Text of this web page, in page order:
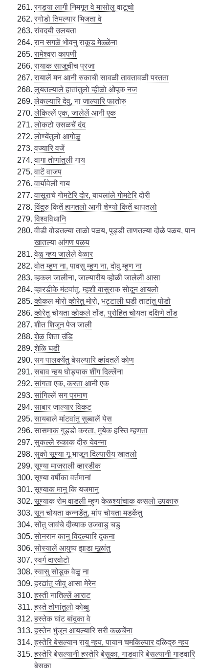
रगड्या लागी निमगून वे मासोलु वाटूचो
रगोडो तिमल्यार भिजता वे
रांवदयी उलयता
रान सगळें भोवनु राकूड मेळ्ळेंना
रामेश्वरा कापणी
रायाक साजूचीच प्रजा
रायालें मन आनी रुकाची सावळी तावतावळी परतता
लुयतल्याले हातांतुलो व्हीळो ओपूक नज
लेकल्यारि देवु, ना जाल्यारि फातोरु
लेकिल्लें एक, जालेलें आनी एक
लोकटो उसळचें दंद
लोण्येंतुलो आगोळु
वज्यारि वजें
वागा तोणांतुली गाय
वाटें वाजप
वार्यावेली गाय
वासूराचे गोमटेरि दोर, बायलांले गोमटेरि दोरी
विंदुरु कितें हागतलो आनी शेण्यो कितें थापतलो
विश्वविधानि
वीडी वोडतल्या ताळो पळय, पुड्डी ताणतल्या दोळे पळय, पान
खातल्या आंगण पळय
वेळु न्हय जालेले वेळार
वोत म्हुण ना, पावसु म्हुण ना, दोवु म्हुण ना
व्हकल जालीना, जाल्यारीय व्होळी जालेली आसा
व्हारडीके मंटवांतु, म्हशी वासुराक सोदून आयलो
व्होकल मोरो व्होरेतु मोरो, भट्टाली घडी ताटांतु पोडो
व्होरेतु चोयता व्होकले तोंड, पुरोहित चोयता दक्षिणे तोंड
शीत शिजून पेज जाली
शेळ शिता उंडि
शेळि घडी
सग पालक्येंतु बेसल्यारि व्हांवतलें कोण
सबाव न्हय घोड्याक शींग दिल्लेंना
सांगता एक, करता आनी एक
सांगिल्लें सग प्रमाण
साबार जाल्यार विकट
सायबाले मांटवांतु सुब्बालें येस
सासमाक गुड्डो करता, मुयेक हस्ति म्हणता
सुकल्ले रुकाक दीरु येवन्ना
सुको सूण्या गू भाजून दिल्यारीय खातलो
सूण्या माजराली व्हारडीक
सूण्या वर्षीका वर्तमानां
सूण्याक मानु कि यजमानु
सूण्याक रोम वाडली म्हुण केळश्यांचाक कसलो उपकारु
सून चोयता कन्नडेंतु, मांय चोयता मडकेंतु
सोंतु जावंचे दीव्याक उजवाडु चडु
सोनरान कानु विंदल्यारि दुकना
सोस्यालें आयुष्य झाडा मूळांतु
स्वर्ग दारवोटो
स्वासु सोडूक वेळु ना
हरद्यांतु जीवु आसा मेरेन
हस्ती नातिल्लें आराट
हस्ते तोणांतुलो कोब्बु
हस्तेक घांट बांदुका वे
हस्तेन भुंजून आयल्यारि सरी कळचेंना
हस्तेरि बेसल्यान रायु न्हय, पायान चमकिल्यार दळिद्रु न्हय
हस्तेरि बेसल्यानी हस्तेरि बेसुका, गाडवारि बेसल्यानी गाडवारि
बेसुका